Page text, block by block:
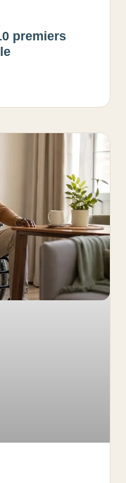
premiers